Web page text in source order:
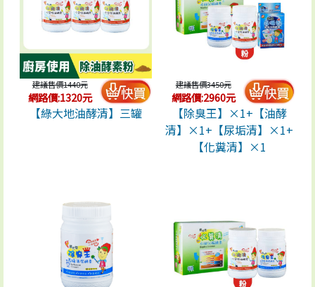
建議售價1440元
網路價:1320元
【綠大地油酵清】三罐
建議售價3450元
網路價:2960元
【除臭王】×1+【油酵
清】×1+【尿垢清】×1+
【化糞清】×1